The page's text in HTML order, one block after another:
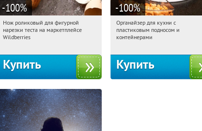
-100%
10:38:53 Получили:
Россия
Нож роликовый для фигурной
нарезки теста на маркетплейсе
Wildberries
Купить
-100%
10:38:53 Получили:
Россия
Органайзер для кухни с
пластиковым подносом и
контейнерами
Купить